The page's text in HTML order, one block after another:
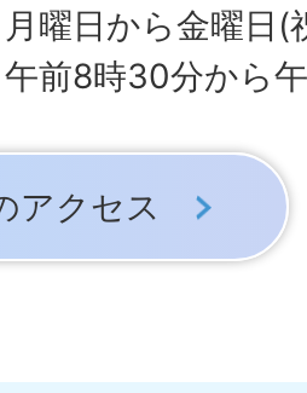
曜日から金曜日(
午前8時30分から
アクセス